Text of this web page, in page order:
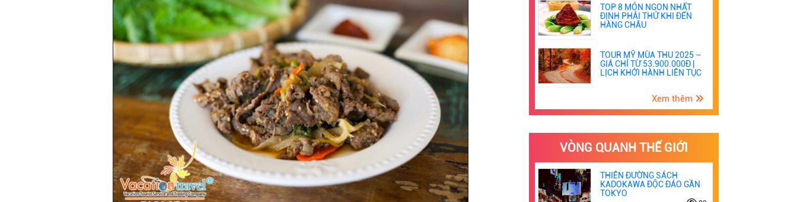
TOP 8 MÓN NGON NHẤT
ĐỊNH PHẢI THỬ KHI ĐẾN
HÀNG CHÂU
TOUR MỸ MÙA THU 2025 –
GIÁ CHỈ TỪ 53.900.000Đ |
LỊCH KHỞI HÀNH LIÊN TỤC
Xem thêm
VÒNG QUANH THẾ GIỚI
THIÊN ĐƯỜNG SÁCH
KADOKAWA ĐỘC ĐÁO GẦN
TOKYO